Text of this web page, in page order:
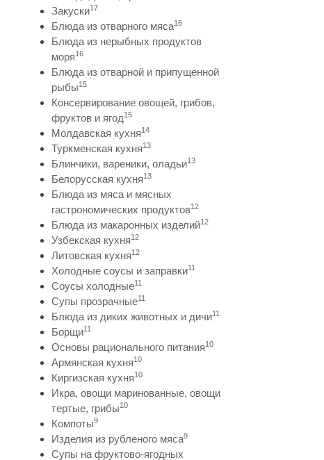
Закуски17
Блюда из отварного мяса16
Блюда из нерыбных продуктов
моря16
Блюда из отварной и припущенной
рыбы15
Консервирование овощей, грибов,
фруктов и ягод15
Молдавская кухня14
Туркменская кухня13
Блинчики, вареники, оладьи13
Белорусская кухня13
Блюда из мяса и мясных
гастрономических продуктов12
Блюда из макаронных изделий12
Узбекская кухня12
Литовская кухня12
Холодные соусы и заправки11
Соусы холодные11
Супы прозрачные11
Блюда из диких животных и дичи11
Борщи11
Основы рационального питания10
Армянская кухня10
Киргизская кухня10
Икра, овощи маринованные, овощи
тертые, грибы10
Компоты9
Изделия из рубленого мяса9
Супы на фруктово-ягодных